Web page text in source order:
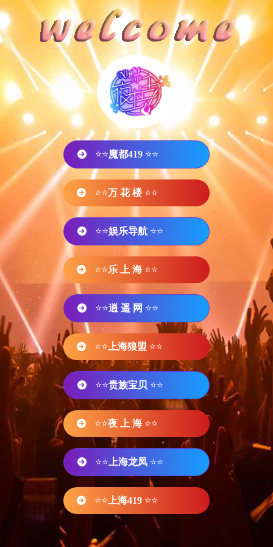
⭐⭐魔都419 ⭐⭐
⭐⭐万 花 楼 ⭐⭐
⭐⭐娱乐导航 ⭐⭐
⭐⭐乐 上 海 ⭐⭐
⭐⭐逍 遥 网 ⭐⭐
⭐⭐ 上海狼盟 ⭐⭐
⭐⭐贵族宝贝 ⭐⭐
⭐⭐夜 上 海 ⭐⭐
⭐⭐ 上海龙凤 ⭐⭐
⭐⭐ 上海419 ⭐⭐